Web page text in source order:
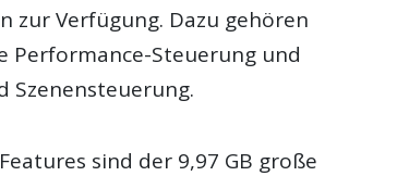
zur Verfügung. Dazu gehören
Performance-Steuerung und
Szenensteuerung.
sind der 9,97 GB große